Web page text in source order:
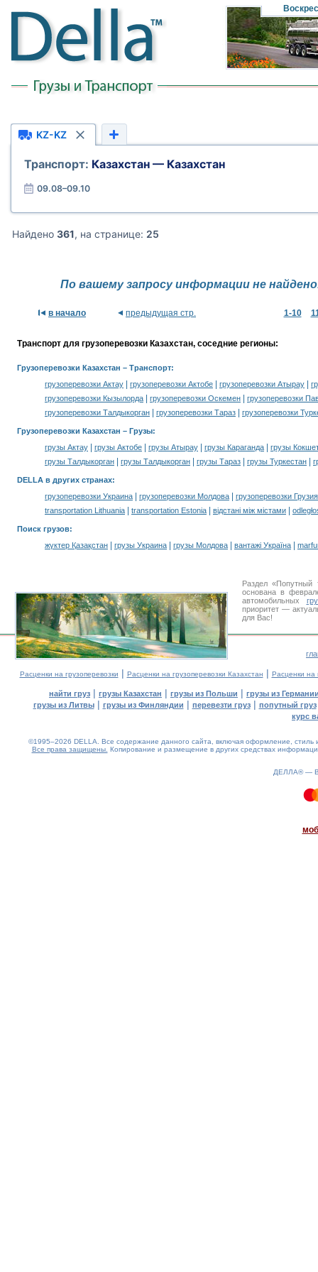
KZ-KZ
Транспорт: Казахстан — Казахстан
09.08–09.10
Найдено 361, на странице: 25
По вашему запросу информации не
в начало предыдущая стр. 1-10
Транспорт для грузоперевозки Казахстан, соседние регионы:
Грузоперевозки Казахстан – Транспорт:
грузоперевозки Актау
грузоперевозки Актобе грузоперевозки Атырау
грузоперевозки Кызылорда
грузоперевозки Оскемен
грузоперевозки
грузоперевозки Талдыкорган
грузоперевозки Тараз грузоперевозки
Грузоперевозки Казахстан – Грузы:
грузы Актау
грузы Актобе грузы Атырау грузы Караганда
грузы
грузы Талдыкорган
грузы Талдыкорган грузы Тараз грузы Туркестан
DELLA в других странах:
грузоперевозки Украина
грузоперевозки Молдова
грузоперевозки Грузия
transportation Lithuania
transportation Estonia відстані між містами
Поиск грузов:
жүктер Қазақстан
грузы Украина грузы Молдова вантажі Україна
Раздел «Попутный
основана в
автомобильных
приоритет —
для Вас!
Расценки на грузоперевозки | Расценки на грузоперевозки Казахстан | Расценки на
найти груз | грузы Казахстан | грузы из Польши | грузы из
грузы из Литвы| грузы из Финляндии | перевезти груз| попутный груз
курс
©1995–2026 DELLA. Все содержание данного сайта, включая оформление, стиль
Все права защищены. Копирование и размещение в других средствах
ДЕЛЛА® —